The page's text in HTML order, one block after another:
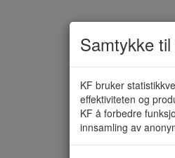
Samtykke
KF bruker
effektiviteten og
KF å forbedre
innsamling av